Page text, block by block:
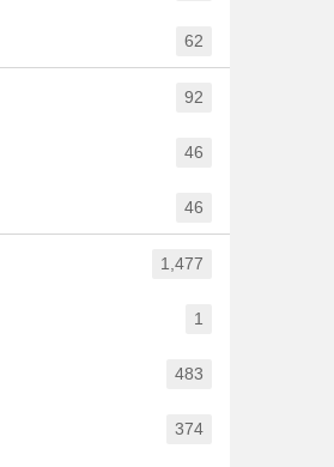
62
92
46
46
1,477
1
483
374